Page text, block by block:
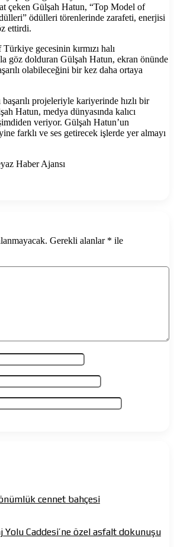
çeken Gülşah Hatun, “Top Model of
ödülleri törenlerinde zarafeti, enerjisi
ettirdi.
gecesinin kırmızı halı
göz dolduran Gülşah Hatun, ekran önünde
olabileceğini bir kez daha ortaya
projeleriyle kariyerinde hızlı bir
Hatun, medya dünyasında kalıcı
veriyor. Gülşah Hatun’un
farklı ve ses getirecek işlerde yer almayı
Haber Ajansı
Gerekli alanlar * ile
cennet bahçesi
Yolu Caddesi’ne özel asfalt dokunuşu